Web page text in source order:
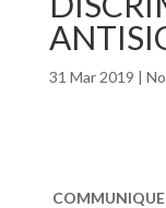
31 Mar 2019 |
COMMUNIQUE